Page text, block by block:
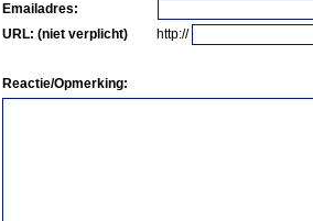
Emailadres:
URL: (niet verplicht)
http://
Reactie/Opmerking: